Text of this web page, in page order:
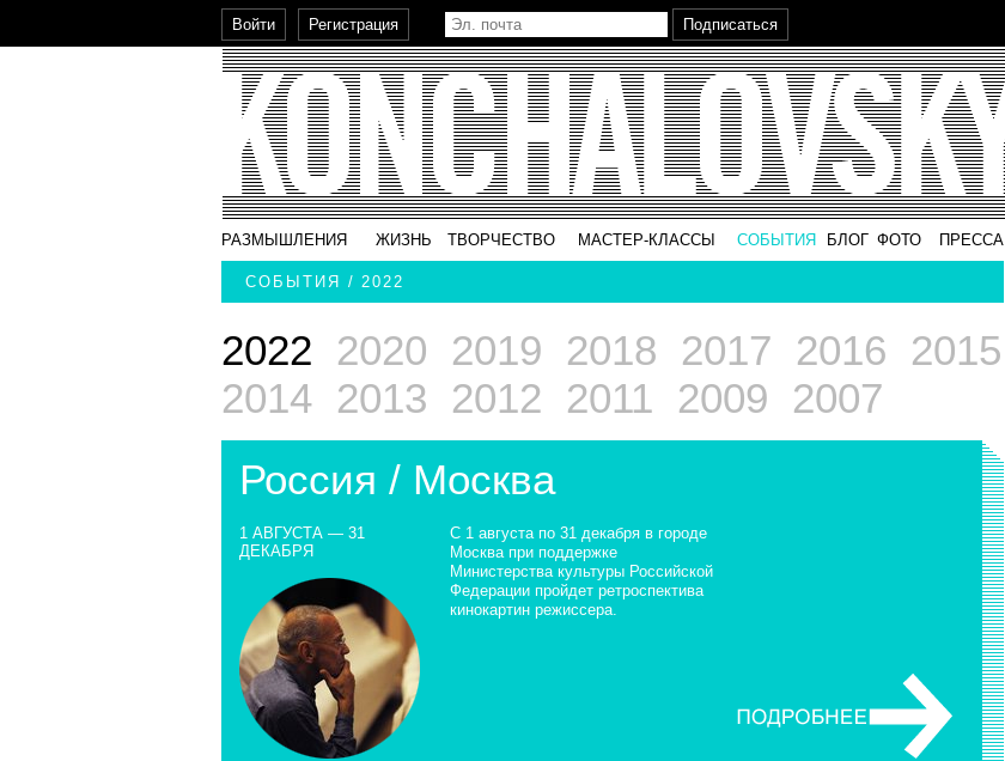
РАЗМЫШЛЕНИЯ ЖИЗНЬ ТВОРЧЕСТВО МАСТЕР-КЛАССЫ СОБЫТИЯ БЛОГ ФОТО ПРЕССА
СОБЫТИЯ / 2022
2022 2020 2019 2018 2017 2016 2015
2014 2013 2012 2011 2009 2007
Россия / Москва
1 АВГУСТА — 31
ДЕКАБРЯ
С 1 августа по 31 декабря в городе
Москва при поддержке
Министерства культуры Российской
Федерации пройдет ретроспектива
кинокартин режиссера.